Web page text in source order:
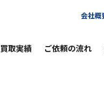
買取実績 ご依頼の流れ
会社概